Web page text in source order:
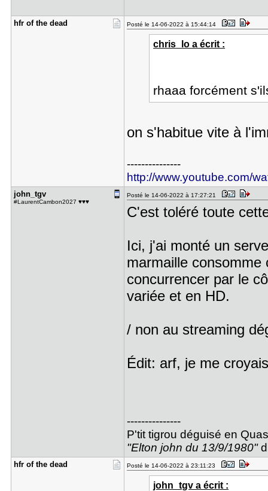
hfr of the​ dead Posté le 14-06-2022 à 15:44:14
chris_lo a écrit :
rhaaa forcément
on s'habitue vite à
---------------
http://www.youtube.com/
john_tgv
#LaurentCambon2027 ♥♥♥
Posté le 14-06-2022 à 17:27:21
C'est toléré toute
Ici, j'ai monté un
marmaille
concurrencer par le
variée et en HD.
/ non au streaming
Édit: arf, je me
---------------
P'tit tigrou déguisé en
"Elton john du 13/9/1980"
hfr of the​ dead Posté le 14-06-2022 à 23:11:23
john_tgv a écrit :